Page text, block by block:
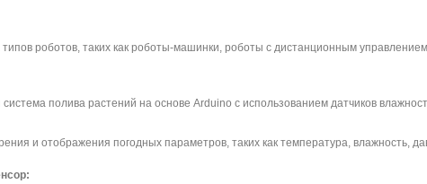
роботов, таких как роботы-машинки, роботы с дистанционным
полива растений на основе Arduino с использованием датчиков
и отображения погодных параметров, таких как температура, влажность,